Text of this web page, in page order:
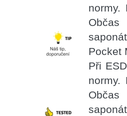
normy.
Pocket
Při
normy.